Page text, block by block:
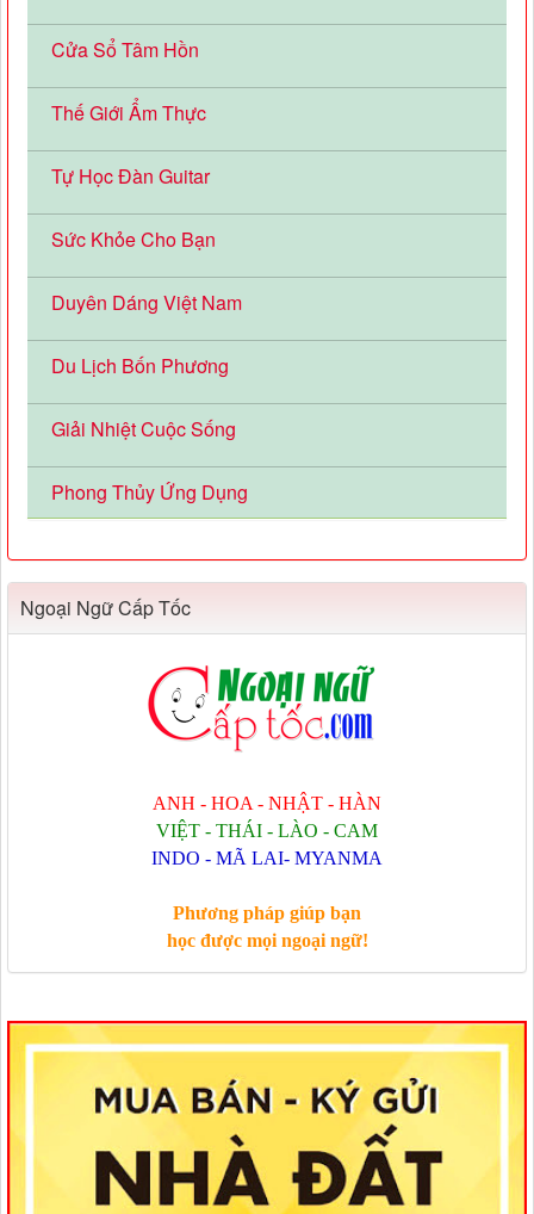
Cửa Sổ Tâm Hồn
Thế Giới Ẩm Thực
Tự Học Đàn Guitar
Sức Khỏe Cho Bạn
Duyên Dáng Việt Nam
Du Lịch Bốn Phương
Giải Nhiệt Cuộc Sống
Phong Thủy Ứng Dụng
Ngoại Ngữ Cấp Tốc
ANH - HOA - NHẬT - HÀN
VIỆT - THÁI - LÀO - CAM
INDO - MÃ LAI- MYANMA
Phương pháp giúp bạn
học được mọi ngoại ngữ!